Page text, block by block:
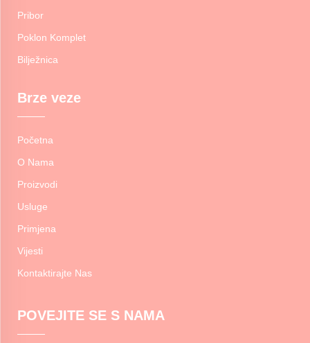
Pribor
Poklon Komplet
Bilježnica
Brze veze
Početna
O Nama
Proizvodi
Usluge
Primjena
Vijesti
Kontaktirajte Nas
POVEJITE SE S NAMA